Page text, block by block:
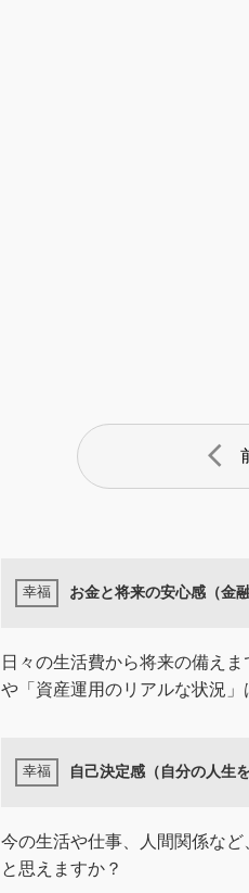
arrow_back_ios
お金と将来の安心感（金融
日々の生活費から将来の備え
や「資産運用のリアルな状況」
自己決定感（自分の人生
今の生活や仕事、人間関係など
と思えますか？